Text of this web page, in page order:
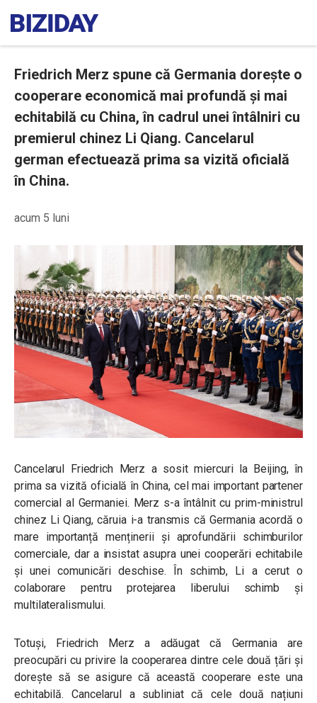
Friedrich Merz spune că Germania dorește o
cooperare economică mai profundă și mai
echitabilă cu China, în cadrul unei întâlniri cu
premierul chinez Li Qiang. Cancelarul
german efectuează prima sa vizită oficială
în China.
acum 5 luni
Cancelarul Friedrich Merz a sosit miercuri la Beijing, în
prima sa vizită oficială în China, cel mai important partener
comercial al Germaniei. Merz s-a întâlnit cu prim-ministrul
chinez Li Qiang, căruia i-a transmis că Germania acordă o
mare importanță menținerii și aprofundării schimburilor
comerciale, dar a insistat asupra unei cooperări echitabile
și unei comunicări deschise. În schimb, Li a cerut o
colaborare pentru protejarea liberului schimb și
multilateralismului.
Totuși, Friedrich Merz a adăugat că Germania are
preocupări cu privire la cooperarea dintre cele două țări și
dorește să se asigure că această cooperare este una
echitabilă. Cancelarul a subliniat că cele două națiuni